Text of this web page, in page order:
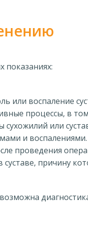
показаниях:
или воспаление
процессы, в
сухожилий или
и воспалениями.
проведения
причину